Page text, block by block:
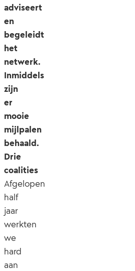
adviseert
en
begeleidt
het
netwerk.
Inmiddels
zijn
er
mooie
mijlpalen
behaald.
Drie
coalities
Afgelopen
half
jaar
werkten
we
hard
aan